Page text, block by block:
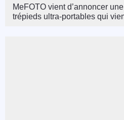
MeFOTO vient d’annoncer
trépieds ultra-portables qui